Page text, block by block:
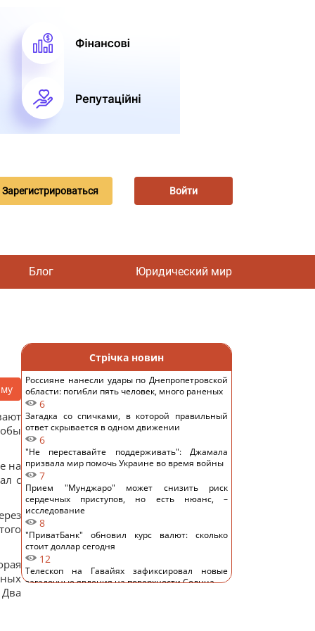
Зарегистрироваться Войти
Блог Юридический мир
на
с
Стрічка новин
Россияне нанесли удары по Днепропетровской
области: погибли пять человек, много раненых
6
Загадка со спичками, в которой правильный
ответ скрывается в одном движении
6
"Не переставайте поддерживать": Джамала
призвала мир помочь Украине во время войны
7
Прием "Мунджаро" может снизить риск
сердечных приступов, но есть нюанс, –
исследование
8
"ПриватБанк" обновил курс валют: сколько
стоит доллар сегодня
12
Телескоп на Гавайях зафиксировал новые
загадочные явления на поверхности Солнца